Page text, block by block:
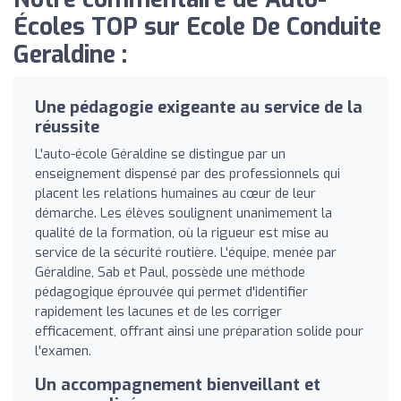
Écoles TOP sur Ecole De Conduite
Geraldine :
Une pédagogie exigeante au service de la
réussite
L'auto-école Géraldine se distingue par un
enseignement dispensé par des professionnels qui
placent les relations humaines au cœur de leur
démarche. Les élèves soulignent unanimement la
qualité de la formation, où la rigueur est mise au
service de la sécurité routière. L'équipe, menée par
Géraldine, Sab et Paul, possède une méthode
pédagogique éprouvée qui permet d'identifier
rapidement les lacunes et de les corriger
efficacement, offrant ainsi une préparation solide pour
l'examen.
Un accompagnement bienveillant et